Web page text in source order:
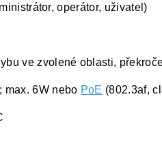
operátor, uživatel)
ve zvolené oblasti,
max. 6W nebo PoE (802.3af,